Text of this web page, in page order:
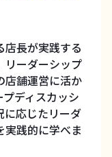
店長が実践する
リーダーシップ
店舗運営に活か
ディスカッシ
に応じたリーダ
実践的に学べま